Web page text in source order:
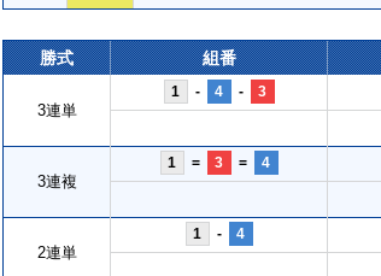
勝式 組番
3連単
1 - 4 - 3
3連複
1 = 3 = 4
2連単
1 - 4